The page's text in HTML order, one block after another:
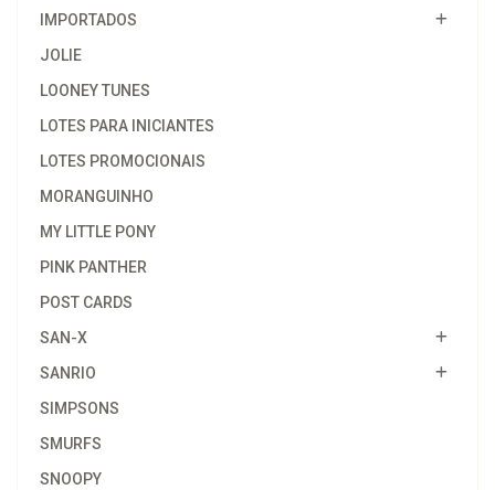
IMPORTADOS
JOLIE
LOONEY TUNES
LOTES PARA INICIANTES
LOTES PROMOCIONAIS
MORANGUINHO
MY LITTLE PONY
PINK PANTHER
POST CARDS
SAN-X
SANRIO
SIMPSONS
SMURFS
SNOOPY